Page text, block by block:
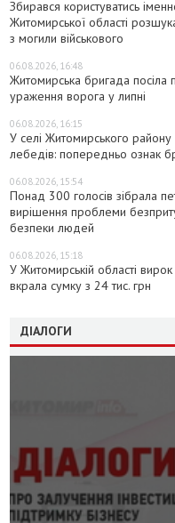
Збирався користуватись
Житомирської області
з могили військового
06.08.2026, 16:48
Житомирська бригада посіла
ураження ворога у липні
06.08.2026, 16:15
У селі Житомирського
лебедів: попередньо ознак
06.08.2026, 15:54
Понад 300 голосів зібрала
вирішення проблеми
безпеки людей
06.08.2026, 15:18
У Житомирській області
вкрала сумку з 24 тис. грн
ДІАЛОГИ